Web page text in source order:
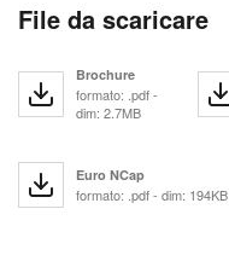
File da scaricare
Brochure
formato: .pdf -
dim: 2.7MB
Euro NCap
formato: .pdf - dim: 194KB